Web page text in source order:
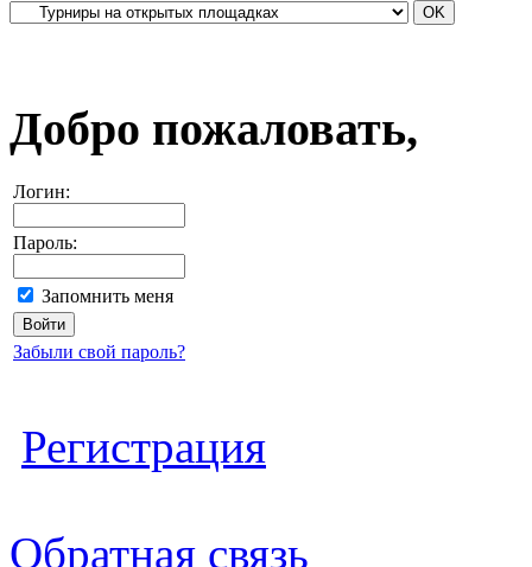
Добро пожаловать,
Логин:
Пароль:
Запомнить меня
Забыли свой пароль?
Регистрация
Обратная связь